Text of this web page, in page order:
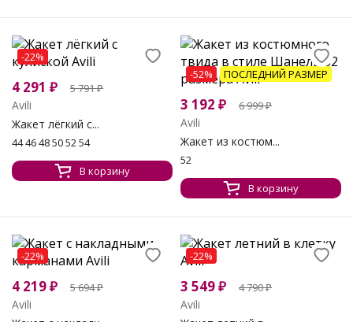
-22%
4 291 ₽ 5 791₽
Avili
Жакет лёгкий с...
44 46 48 50 52 54
В корзину
-52% ПОСЛЕДНИЙ РАЗМЕР
3 192 ₽ 6 999₽
Avili
Жакет из костюм...
52
В корзину
-22%
4 219₽ 5 694₽
Avili
-22%
3 549₽ 4 790₽
Avili